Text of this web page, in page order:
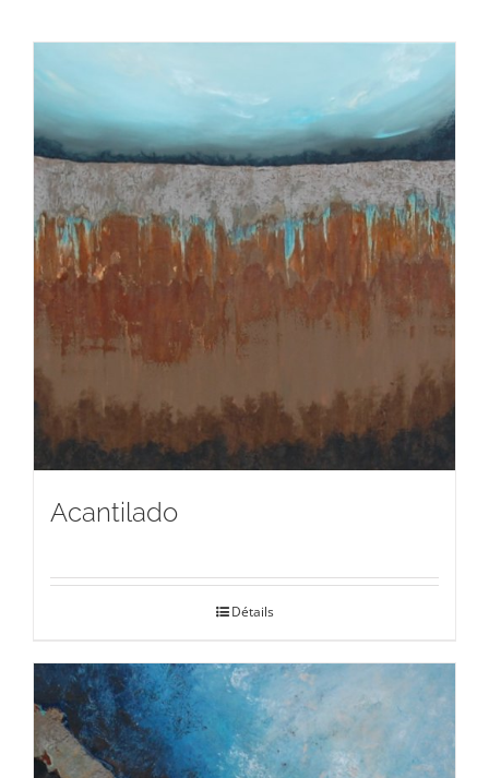
Acantilado
Détails